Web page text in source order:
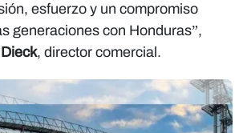
esfuerzo y un compromiso
generaciones con Honduras”,
, director comercial.